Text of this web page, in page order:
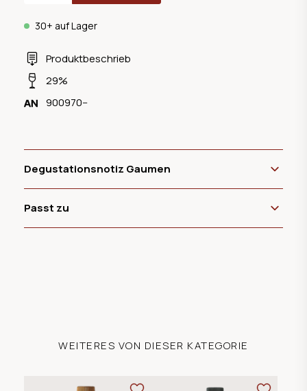
Produktbeschrieb
29%
900970--
30+ auf Lager
Degustationsnotiz Gaumen
Passt zu
WEITERES VON DIESER KATEGORIE